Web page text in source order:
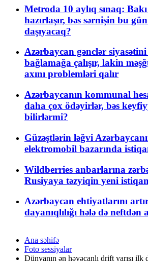
Metroda 10 aylıq sınaq: Bakı
hazırlaşır, bəs sərnişin bu
daşıyacaq?
Azərbaycan gənclər siyasətini
bağlamağa çalışır, lakin
axını problemləri qalır
Azərbaycanın kommunal
daha çox ödəyirlər, bəs
bilirlərmi?
Güzəştlərin ləğvi
elektromobil bazarında
Wildberries anbarlarına
Rusiyaya təzyiqin yeni
Azərbaycan ehtiyatlarını
dayanıqlılığı hələ də neftdən
Ana səhifə
Foto sessiyalar
Dünyanın ən həyəcanlı drift yarışı ilk